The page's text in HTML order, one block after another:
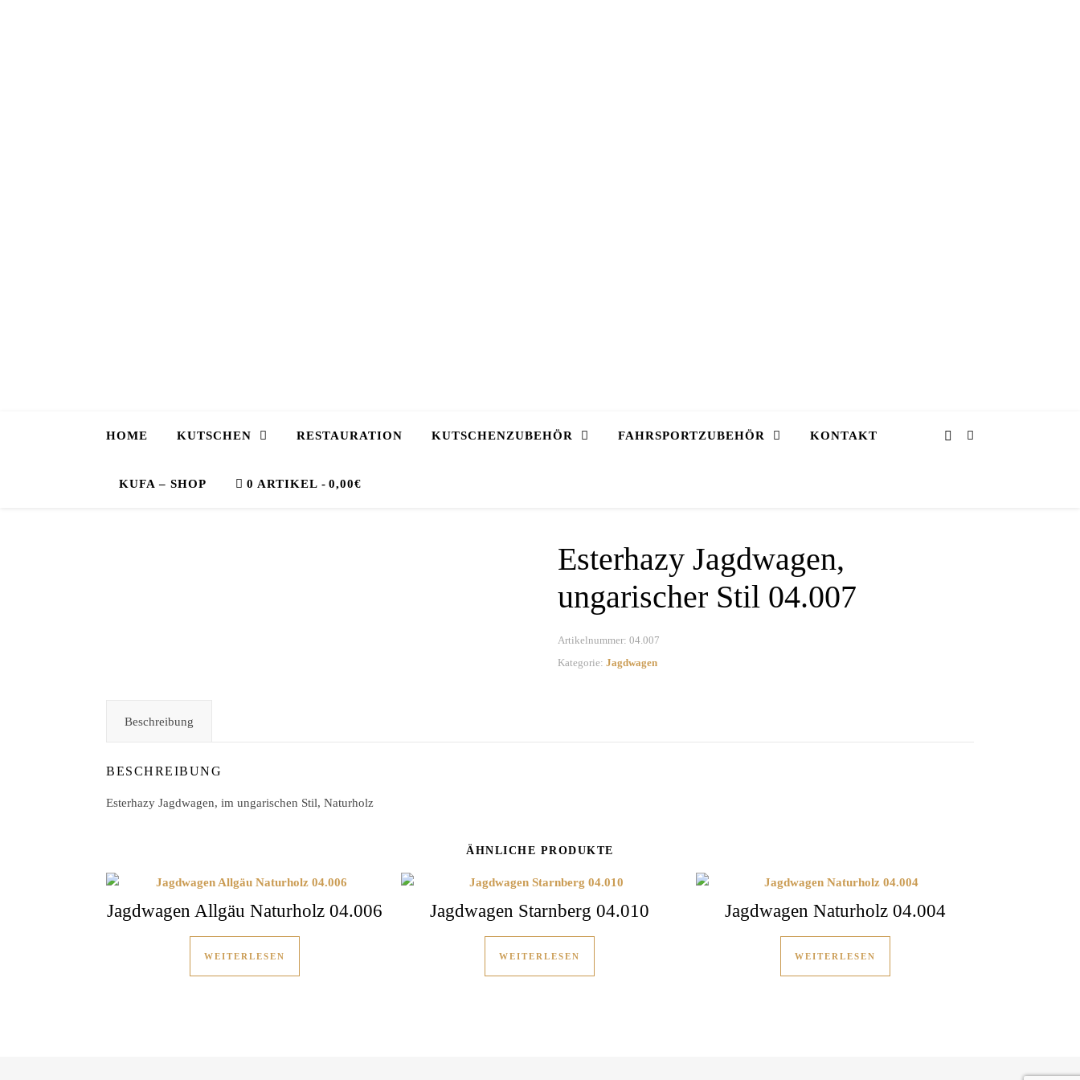
HOME KUTSCHEN RESTAURATION KUTSCHENZUBEHÖR FAHRSPORTZUBEHÖR KONTAKT
KUFA – SHOP 0 ARTIKEL 0,00€
Esterhazy Jagdwagen,
ungarischer Stil 04.007
Artikelnummer: 04.007
Kategorie: Jagdwagen
Beschreibung
BESCHREIBUNG
Esterhazy Jagdwagen, im ungarischen Stil, Naturholz
ÄHNLICHE PRODUKTE
Jagdwagen Allgäu Naturholz 04.006
WEITERLESEN
Jagdwagen Starnberg 04.010
WEITERLESEN
Jagdwagen Naturholz 04.004
WEITERLESEN